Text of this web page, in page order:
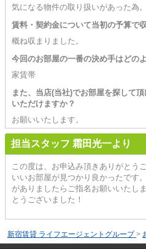
気になる物件の取り扱いがあった為。
賃料・契約金について当初の予算で
概ね収まりました。
今回のお部屋の一番の決め手はどの
家賃帯
また、当店(当社)でお部屋を探して
いただけますか？
お願いいたします。
担当スタッフ 霜田光一より
この度は、お申込み頂きありがとう
いいお部屋が見つかり良かったです
がありましたらご指名お願いいたし
とうございました！
新宿賃貸 ライフエージェントグループ >